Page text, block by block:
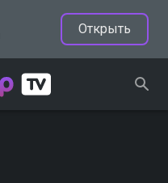
Открыть